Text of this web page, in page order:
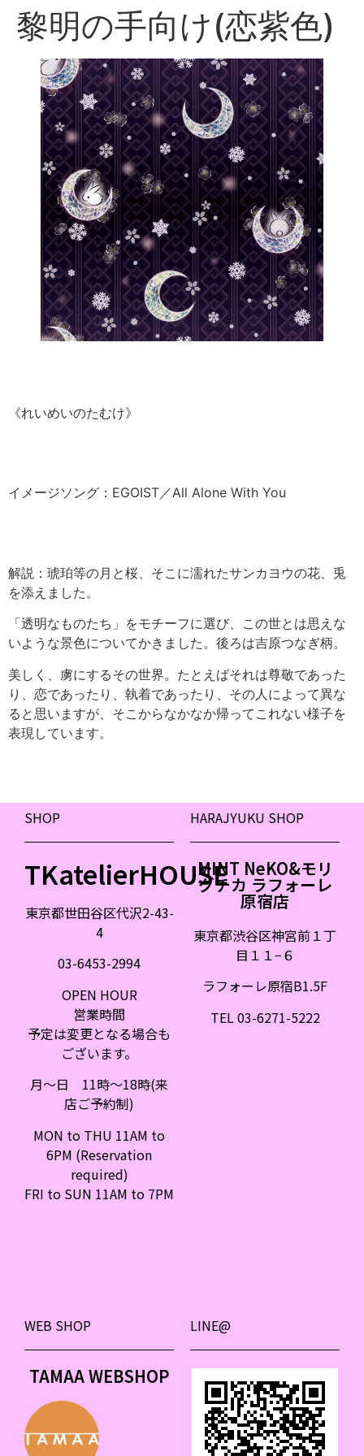
黎明の手向け(恋紫色)
《れいめいのたむけ》
イメージソング：EGOIST／All Alone With You
解説：琥珀等の月と桜、そこに濡れたサンカヨウの花、兎
を添えました。
「透明なものたち」をモチーフに選び、この世とは思えな
いような景色についてかきました。後ろは吉原つなぎ柄。
美しく、虜にするその世界。たとえばそれは尊敬であった
り、恋であったり、執着であったり、その人によって異な
ると思いますが、そこからなかなか帰ってこれない様子を
表現しています。
SHOP
TKatelierHOUSE
東京都世田谷区代沢2-43-
4
03-6453-2994
OPEN HOUR
営業時間
予定は変更となる場合も
ございます。
月〜日 11時〜18時(来
店ご予約制)
MON to THU 11AM to
6PM (Reservation
required)
FRI to SUN 11AM to 7PM
HARAJYUKU SHOP
MINT NeKO&モリ
グチカ ラフォーレ
原宿店
東京都渋谷区神宮前１丁
目１１−６
ラフォーレ原宿B1.5F
TEL 03-6271-5222
WEB SHOP
TAMAA WEBSHOP
LINE@